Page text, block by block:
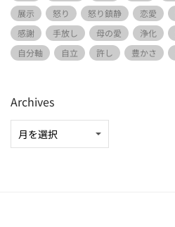
展示
怒り 怒り鎮静 恋愛
感謝
手放し 母の愛 浄化
自分軸
自立 許し 豊かさ
Archives